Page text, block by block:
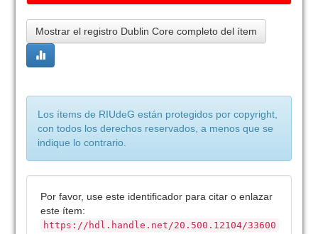
Mostrar el registro Dublin Core completo del ítem
Los ítems de RIUdeG están protegidos por copyright,
con todos los derechos reservados, a menos que se
indique lo contrario.
Por favor, use este identificador para citar o enlazar
este ítem:
https://hdl.handle.net/20.500.12104/33600